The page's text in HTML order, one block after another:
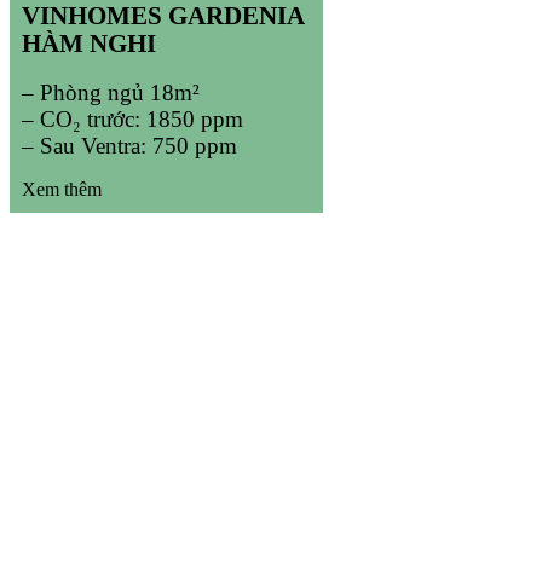
VINHOMES GARDENIA
HÀM NGHI
– Phòng ngủ 18m²
– CO₂ trước: 1850 ppm
– Sau Ventra: 750 ppm
Xem thêm